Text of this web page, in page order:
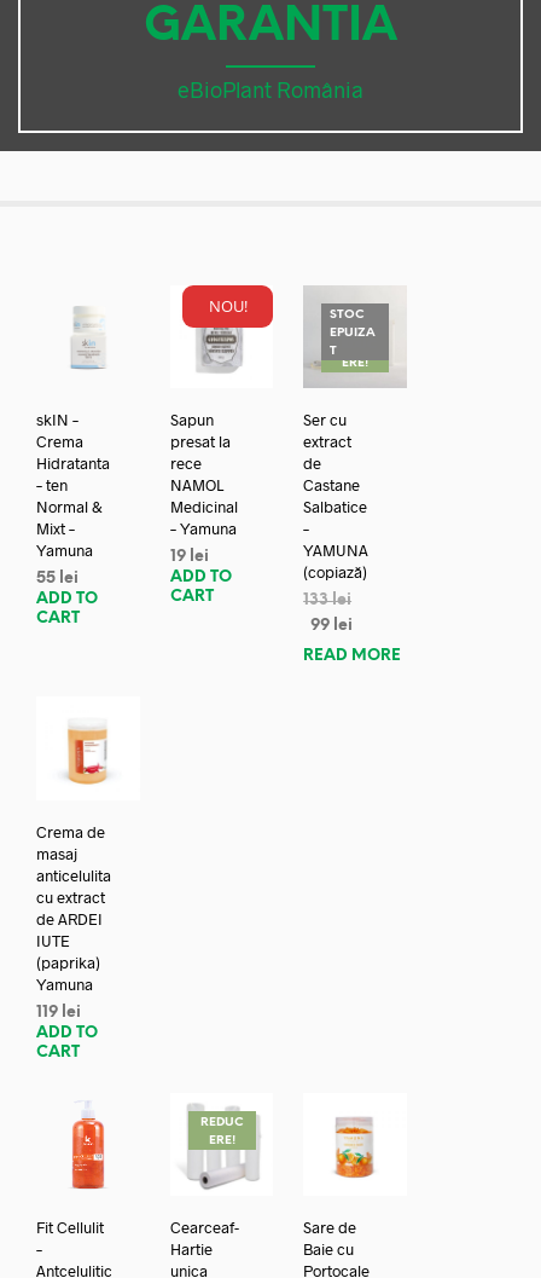
GARANTIA
eBioPlant România
skIN –
Crema
Hidratanta
– ten
Normal &
Mixt –
Yamuna
55 lei
ADD TO
CART
NOU!
Sapun
presat la
rece
NAMOL
Medicinal
– Yamuna
19 lei
ADD TO
CART
STOC
EPUIZA
TREDUC
ERE!
Ser cu
extract
de
Castane
Salbatice
–
YAMUNA
(copiază)
133lei
99 lei
READ MORE
Crema de
masaj
anticelulita
cu extract
de ARDEI
IUTE
(paprika)
Yamuna
119 lei
ADD TO
CART
Fit Cellulit
–
Antcelulitic
REDUC
ERE!
Cearceaf-
Hartie
unica
Sare de
Baie cu
Portocale